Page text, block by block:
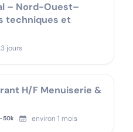
– Nord-Ouest–
techniques et
jours
H/F Menuiserie &
-50k environ 1 mois